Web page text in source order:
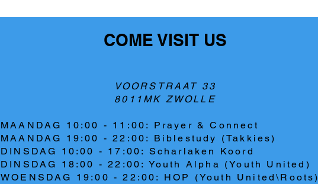
COME VISIT US
VOORSTRAAT 33
8011MK ZWOLLE
MAANDAG 10:00 - 11:00: Prayer & Connect
MAANDAG 19:00 - 22:00: Biblestudy (Takkies)
DINSDAG 10:00 - 17:00: Scharlaken Koord
DINSDAG 18:00 - 22:00: Youth Alpha (Youth United)
WOENSDAG 19:00 - 22:00: HOP (Youth United\Roots)